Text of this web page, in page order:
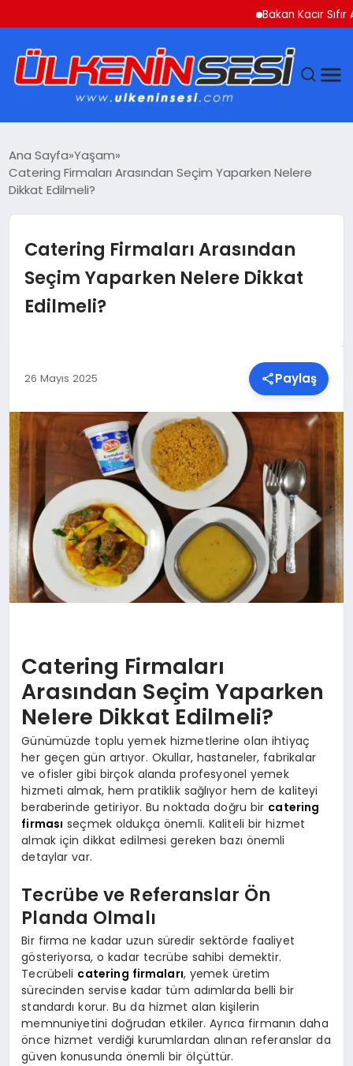
Bakan Kacır Sıfır
EKONOMI
SAĞLIK
TEKNOLOJI
YAŞAM
MALATYA HABERLERI
Ana Sayfa Yaşam
Catering Firmaları Arasından Seçim Yaparken Nelere
Dikkat Edilmeli?
Catering Firmaları Arasından
Seçim Yaparken Nelere Dikkat
Edilmeli?
26 Mayıs 2025 Paylaş
Catering Firmaları
Arasından Seçim Yaparken
Nelere Dikkat Edilmeli?
Günümüzde toplu yemek hizmetlerine olan ihtiyaç
her geçen gün artıyor. Okullar, hastaneler, fabrikalar
ve ofisler gibi birçok alanda profesyonel yemek
hizmeti almak, hem pratiklik sağlıyor hem de kaliteyi
beraberinde getiriyor. Bu noktada doğru bir catering
firması seçmek oldukça önemli. Kaliteli bir hizmet
almak için dikkat edilmesi gereken bazı önemli
detaylar var.
Tecrübe ve Referanslar Ön
Planda Olmalı
Bir firma ne kadar uzun süredir sektörde faaliyet
gösteriyorsa, o kadar tecrübe sahibi demektir.
Tecrübeli catering firmaları, yemek üretim
sürecinden servise kadar tüm adımlarda belli bir
standardı korur. Bu da hizmet alan kişilerin
memnuniyetini doğrudan etkiler. Ayrıca firmanın daha
önce hizmet verdiği kurumlardan alınan referanslar da
güven konusunda önemli bir ölçüttür.